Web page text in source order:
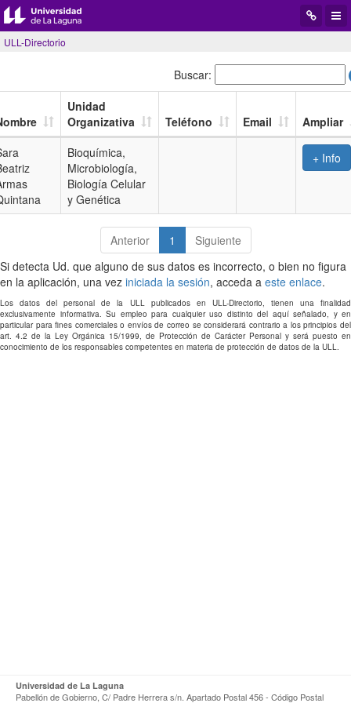
Desplegar
menú
ULL-Directorio
Buscar:
Unidad
Organizativa
Teléfono Email
Ampliar
Bioquímica,
Microbiología,
Biología Celular
y Genética
+ Info
Anterior 1
Siguiente
Si detecta Ud. que alguno de sus datos es incorrecto, o bien no figura
en la aplicación, una vez iniciada la sesión, acceda a este enlace.
Los datos del personal de la ULL publicados en ULL-Directorio, tienen una finalidad
exclusivamente informativa. Su empleo para cualquier uso distinto del aquí señalado, y en
particular para fines comerciales o envíos de correo se considerará contrario a los principios del
art. 4.2 de la Ley Orgánica 15/1999, de Protección de Carácter Personal y será puesto en
conocimiento de los responsables competentes en materia de protección de datos de la ULL.
Universidad de La Laguna
Pabellón de Gobierno, C/ Padre Herrera s/n. Apartado Postal 456 - Código Postal